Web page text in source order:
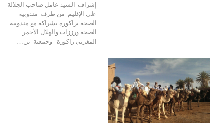
إشراف السيد عامل صاحب الجلالة
على الإقليم من طرف مندوبية
الصحة بزاكورة بشراكة مع مندوبية
الصحة ورززات والهلال الأحمر
المغربي زاكورة وجمعية ابن…